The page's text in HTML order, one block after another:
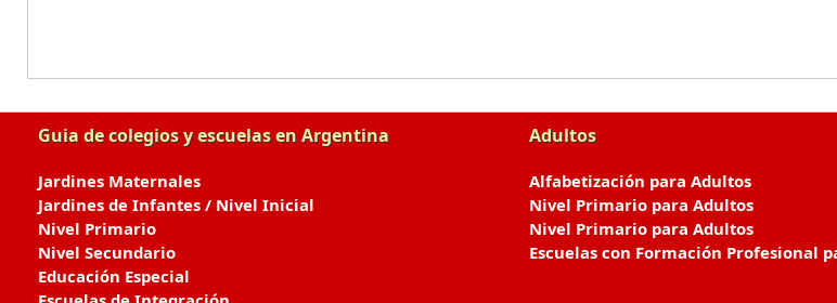
Guia de colegios y escuelas en Argentina
Jardines Maternales
Jardines de Infantes / Nivel Inicial
Nivel Primario
Nivel Secundario
Educación Especial
Adultos
Alfabetización para Adultos
Nivel Primario para Adultos
Nivel Primario para Adultos
Escuelas con Formación Profesional